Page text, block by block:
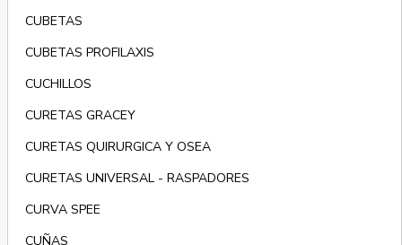
CUBETAS
CUBETAS PROFILAXIS
CUCHILLOS
CURETAS GRACEY
CURETAS QUIRURGICA Y OSEA
CURETAS UNIVERSAL - RASPADORES
CURVA SPEE
CUÑAS